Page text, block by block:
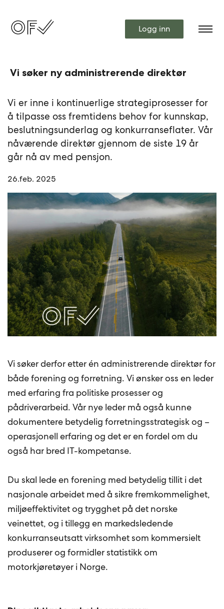
Logg inn
Vi søker ny administrerende direktør
Vi er inne i kontinuerlige strategiprosesser for
å tilpasse oss fremtidens behov for kunnskap,
beslutningsunderlag og konkurranseflater. Vår
nåværende direktør gjennom de siste 19 år
går nå av med pensjon.
26.feb. 2025
Vi søker derfor etter én administrerende direktør for
både forening og forretning. Vi ønsker oss en leder
med erfaring fra politiske prosesser og
pådriverarbeid. Vår nye leder må også kunne
dokumentere betydelig forretningsstrategisk og –
operasjonell erfaring og det er en fordel om du
også har bred IT-kompetanse.
Du skal lede en forening med betydelig tillit i det
nasjonale arbeidet med å sikre fremkommelighet,
miljøeffektivitet og trygghet på det norske
veinettet, og i tillegg en markedsledende
konkurranseutsatt virksomhet som kommersielt
produserer og formidler statistikk om
motorkjøretøyer i Norge.